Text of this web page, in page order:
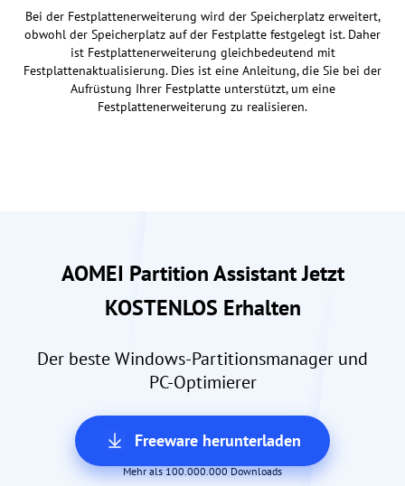
Bei der Festplattenerweiterung wird der Speicherplatz erweitert,
obwohl der Speicherplatz auf der Festplatte festgelegt ist. Daher
ist Festplattenerweiterung gleichbedeutend mit
Festplattenaktualisierung. Dies ist eine Anleitung, die Sie bei der
Aufrüstung Ihrer Festplatte unterstützt, um eine
Festplattenerweiterung zu realisieren.
AOMEI Partition Assistant Jetzt
KOSTENLOS Erhalten
Der beste Windows-Partitionsmanager und
PC-Optimierer
Freeware herunterladen
Mehr als 100.000.000 Downloads